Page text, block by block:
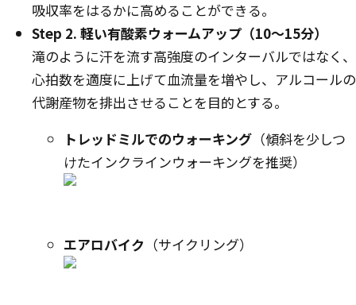
吸収率をはるかに高めることができる。
Step 2. 軽い有酸素ウォームアップ（10〜15分）
滝のように汗を流す高強度のインターバルではなく、
心拍数を適度に上げて血流量を増やし、アルコールの
代謝産物を排出させることを目的とする。
トレッドミルでのウォーキング （傾斜を少しつ
けたインクラインウォーキングを推奨）
エアロバイク （サイクリング）